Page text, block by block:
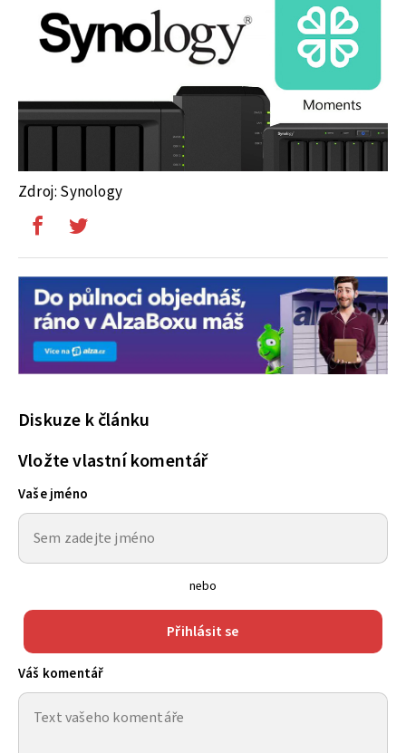
Zdroj: Synology
Diskuze k článku
Vložte vlastní komentář
Vaše jméno
nebo
Přihlásit se
Váš komentář